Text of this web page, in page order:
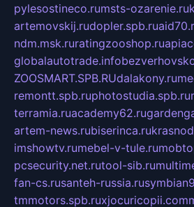
pylesostineco.rumsts-ozarenie.ru
artemovskij.rudopler.spb.ru
ndm.msk.ruratingzooshop.ru
globalautotrade.info
ZOOSMART.SPB.RUdalakony.ru
remontt.spb.ruphotostudia.spb.ru
terramia.ruacademy62.ru
artem-news.rubiserinca.ru
imshowtv.rumebel-v-tule.ru
pcsecurity.net.rutool-sib.ru
fan-cs.rusanteh-russia.ru
tmmotors.spb.ruxjocuricopii.com